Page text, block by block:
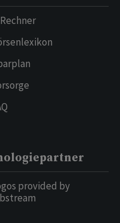
provided by